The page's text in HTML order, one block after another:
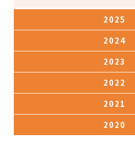
2025
2024
2023
2022
2021
2020